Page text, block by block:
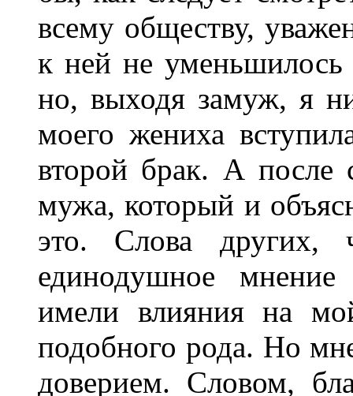
всему обществу,
к ней не уменьшилось
но, выходя замуж, я
моего жениха
второй брак. А после
мужа, который и
это. Слова
единодушное
имели влияния на
подобного рода. Но
доверием. Словом,